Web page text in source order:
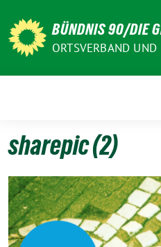
zum
Inhalt
BÜNDNIS 90/DIE
ORTSVERBAND
sharepic (2)